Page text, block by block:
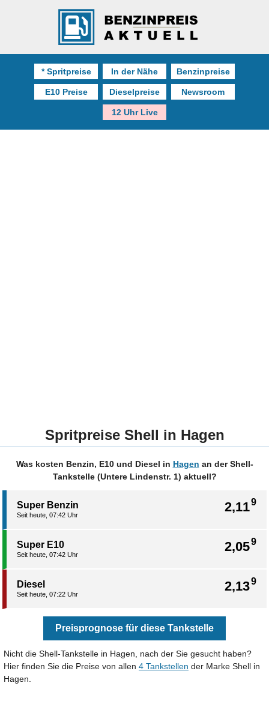
* Spritpreise In der Nähe Benzinpreise
E10 Preise Dieselpreise Newsroom
12 Uhr Live
Spritpreise Shell in Hagen
Was kosten Benzin, E10 und Diesel in Hagen an der Shell-
Tankstelle (Untere Lindenstr. 1) aktuell?
2,119
Super Benzin
Seit heute, 07:42 Uhr
2,059
Super E10
Seit heute, 07:42 Uhr
2,139
Diesel
Seit heute, 07:22 Uhr
Preisprognose für diese Tankstelle
Nicht die Shell-Tankstelle in Hagen, nach der Sie gesucht haben?
Hier finden Sie die Preise von allen 4 Tankstellen der Marke Shell in
Hagen.